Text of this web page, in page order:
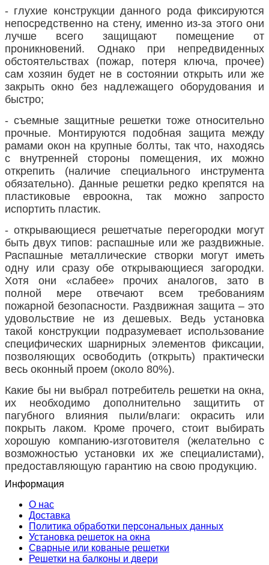
- глухие конструкции данного рода фиксируются
непосредственно на стену, именно из-за этого они
лучше всего защищают помещение от
проникновений. Однако при непредвиденных
обстоятельствах (пожар, потеря ключа, прочее)
сам хозяин будет не в состоянии открыть или же
закрыть окно без надлежащего оборудования и
быстро;
- съемные защитные решетки тоже относительно
прочные. Монтируются подобная защита между
рамами окон на крупные болты, так что, находясь
с внутренней стороны помещения, их можно
открепить (наличие специального инструмента
обязательно). Данные решетки редко крепятся на
пластиковые евроокна, так можно запросто
испортить пластик.
- открывающиеся решетчатые перегородки могут
быть двух типов: распашные или же раздвижные.
Распашные металлические створки могут иметь
одну или сразу обе открывающиеся загородки.
Хотя они «слабее» прочих аналогов, зато в
полной мере отвечают всем требованиям
пожарной безопасности. Раздвижная защита – это
удовольствие не из дешевых. Ведь установка
такой конструкции подразумевает использование
специфических шарнирных элементов фиксации,
позволяющих освободить (открыть) практически
весь оконный проем (около 80%).
Какие бы ни выбрал потребитель решетки на окна,
их необходимо дополнительно защитить от
пагубного влияния пыли/влаги: окрасить или
покрыть лаком. Кроме прочего, стоит выбирать
хорошую компанию-изготовителя (желательно с
возможностью установки их же специалистами),
предоставляющую гарантию на свою продукцию.
Информация
О нас
Доставка
Политика обработки персональных данных
Установка решеток на окна
Сварные или кованые решетки
Решетки на балконы и двери